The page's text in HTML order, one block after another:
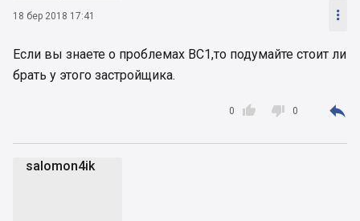
18 бер 2018 17:41 
Если вы знаете о проблемах ВС1,то подумайте стоит ли
брать у этого застройщика.

0  0 
salomon4ik